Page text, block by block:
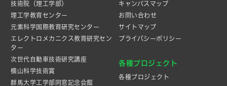
技術院（理工学部）
理工学教育センター
元素科学国際教育研究センター
エレクトロメカニクス教育研究セン
ター
次世代自動車技術研究講座
横山科学技術賞
群馬大学工学部同窓記念会館
キャンパスマップ
お問い合わせ
サイトマップ
プライバシーポリシー
各種プロジェクト
各種プロジェクト